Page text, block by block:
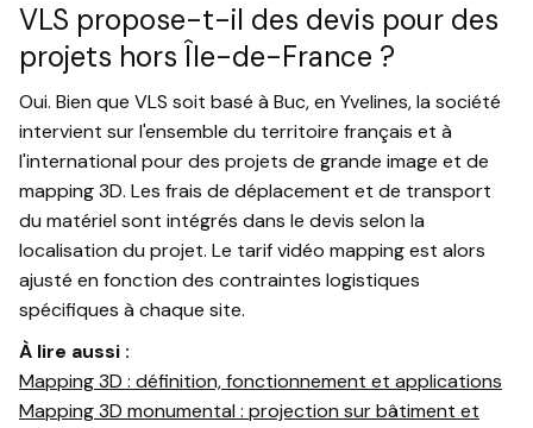
VLS propose-t-il des devis pour des
projets hors Île-de-France ?
Oui. Bien que VLS soit basé à Buc, en Yvelines, la société
intervient sur l'ensemble du territoire français et à
l'international pour des projets de grande image et de
mapping 3D. Les frais de déplacement et de transport
du matériel sont intégrés dans le devis selon la
localisation du projet. Le tarif vidéo mapping est alors
ajusté en fonction des contraintes logistiques
spécifiques à chaque site.
À lire aussi :
Mapping 3D : définition, fonctionnement et applications
Mapping 3D monumental : projection sur bâtiment et